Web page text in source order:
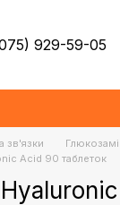
929-59-05
зв'язки
Acid 90 таблеток